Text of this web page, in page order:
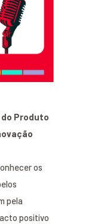
Produto
os
pela
positivo